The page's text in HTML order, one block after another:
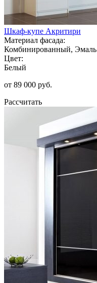
Шкаф-купе Акритири
Материал фасада:
Комбинированный, Эмаль
Цвет:
Белый
от 89 000 руб.
Рассчитать